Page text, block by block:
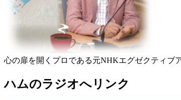
心の扉を開くプロである元NHKエグゼクティブ
ハムのラジオへリンク